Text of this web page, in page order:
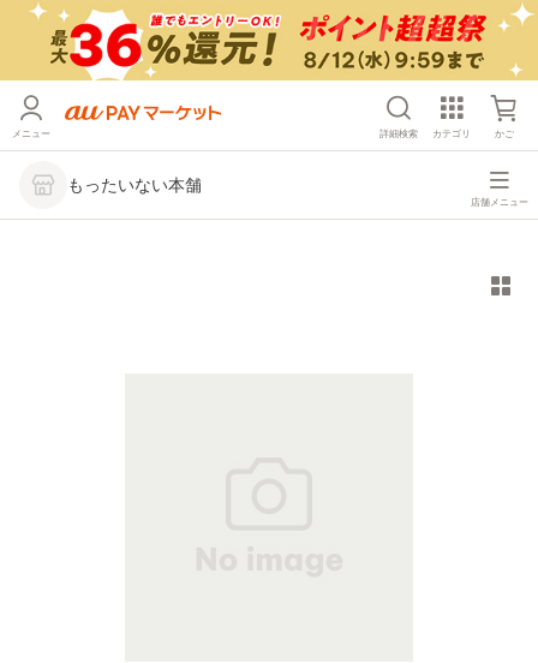
メニュー 詳細検索 カテゴリ かご
もったいない本舗
店舗メニュー